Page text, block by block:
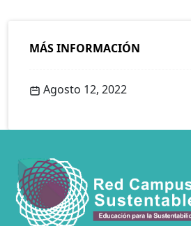
MÁS INFORMACIÓN
Agosto 12, 2022